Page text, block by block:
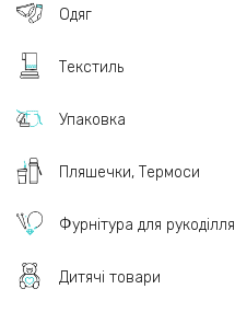
Одяг
Текстиль
Упаковка
Пляшечки, Термоси
Фурнітура для рукоділля
Дитячі товари